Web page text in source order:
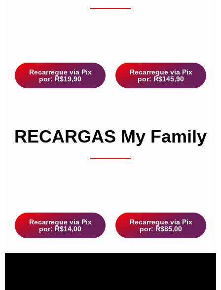
Recarregue via Pix
por: R$19,90
Recarregue via Pix
por: R$145,90
RECARGAS My Family
Recarregue via Pix
por: R$14,00
Recarregue via Pix
por: R$85,00